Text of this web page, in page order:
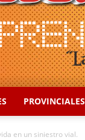
PROVINCIALES
en un siniestro vial.